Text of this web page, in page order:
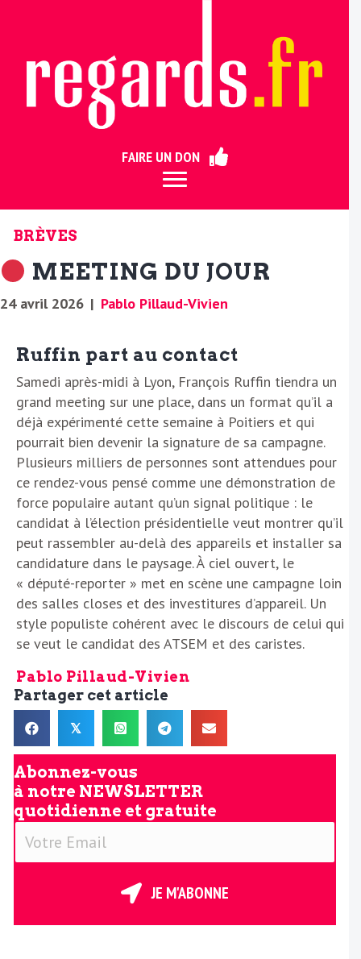
FAIRE UN DON
BRÈVES
MEETING DU JOUR
24 avril 2026 | Pablo Pillaud-Vivien
Ruffin part au contact
Samedi après-midi à Lyon, François Ruffin tiendra un
grand meeting sur une place, dans un format qu’il a
déjà expérimenté cette semaine à Poitiers et qui
pourrait bien devenir la signature de sa campagne.
Plusieurs milliers de personnes sont attendues pour
ce rendez-vous pensé comme une démonstration de
force populaire autant qu’un signal politique : le
candidat à l’élection présidentielle veut montrer qu’il
peut rassembler au-delà des appareils et installer sa
candidature dans le paysage. À ciel ouvert, le
« député-reporter » met en scène une campagne loin
des salles closes et des investitures d’appareil. Un
style populiste cohérent avec le discours de celui qui
se veut le candidat des ATSEM et des caristes.
Pablo Pillaud-Vivien
Partager cet article
𝕏
Abonnez-vous
à notre NEWSLETTER
quotidienne et gratuite
V
E
JE M'ABONNE